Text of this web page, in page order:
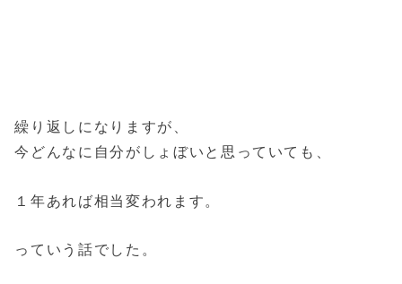
繰り返しになりますが、
今どんなに自分がしょぼいと思っていても、
１年あれば相当変われます。
っていう話でした。